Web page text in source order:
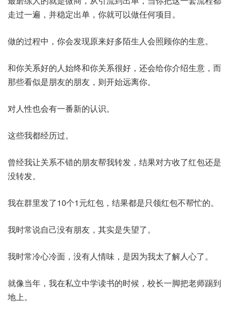
走过一遍，并稳定出单，你就可以做任何项目。
做的过程中，你会发现原来好多陌生人会照顾你的生意。
和你关系好的人始终和你关系很好，还会给你介绍生意，而
那些看似是朋友的朋友，则开始远离你。
对人性也会有一番新的认识。
这些我都经历过。
曾经我让关系不错的朋友帮我转发，结果对方收了红包还是
没转发。
我在群里发了10个1元红包，结果都是只领红包不帮忙的。
我时常说自己没有朋友，其实是失望了。
我时常冷心冷面，没有人情味，是因为我太了解人心了。
就像当年，我在私立中学读书的时候，校长一脚把老师踢到
地上。